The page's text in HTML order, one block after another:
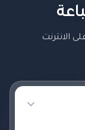
الانترنت